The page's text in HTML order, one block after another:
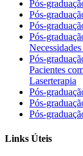
Pós-
Pós-
Pós-
Pós-
Pós-
Pacientes
Laserterapia
Pós-
Pós-
Pós-
Links Úteis